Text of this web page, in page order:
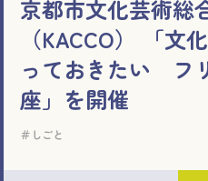
京都市文化芸術総
（KACCO） 「文
っておきたい フ
座」を開催
しごと